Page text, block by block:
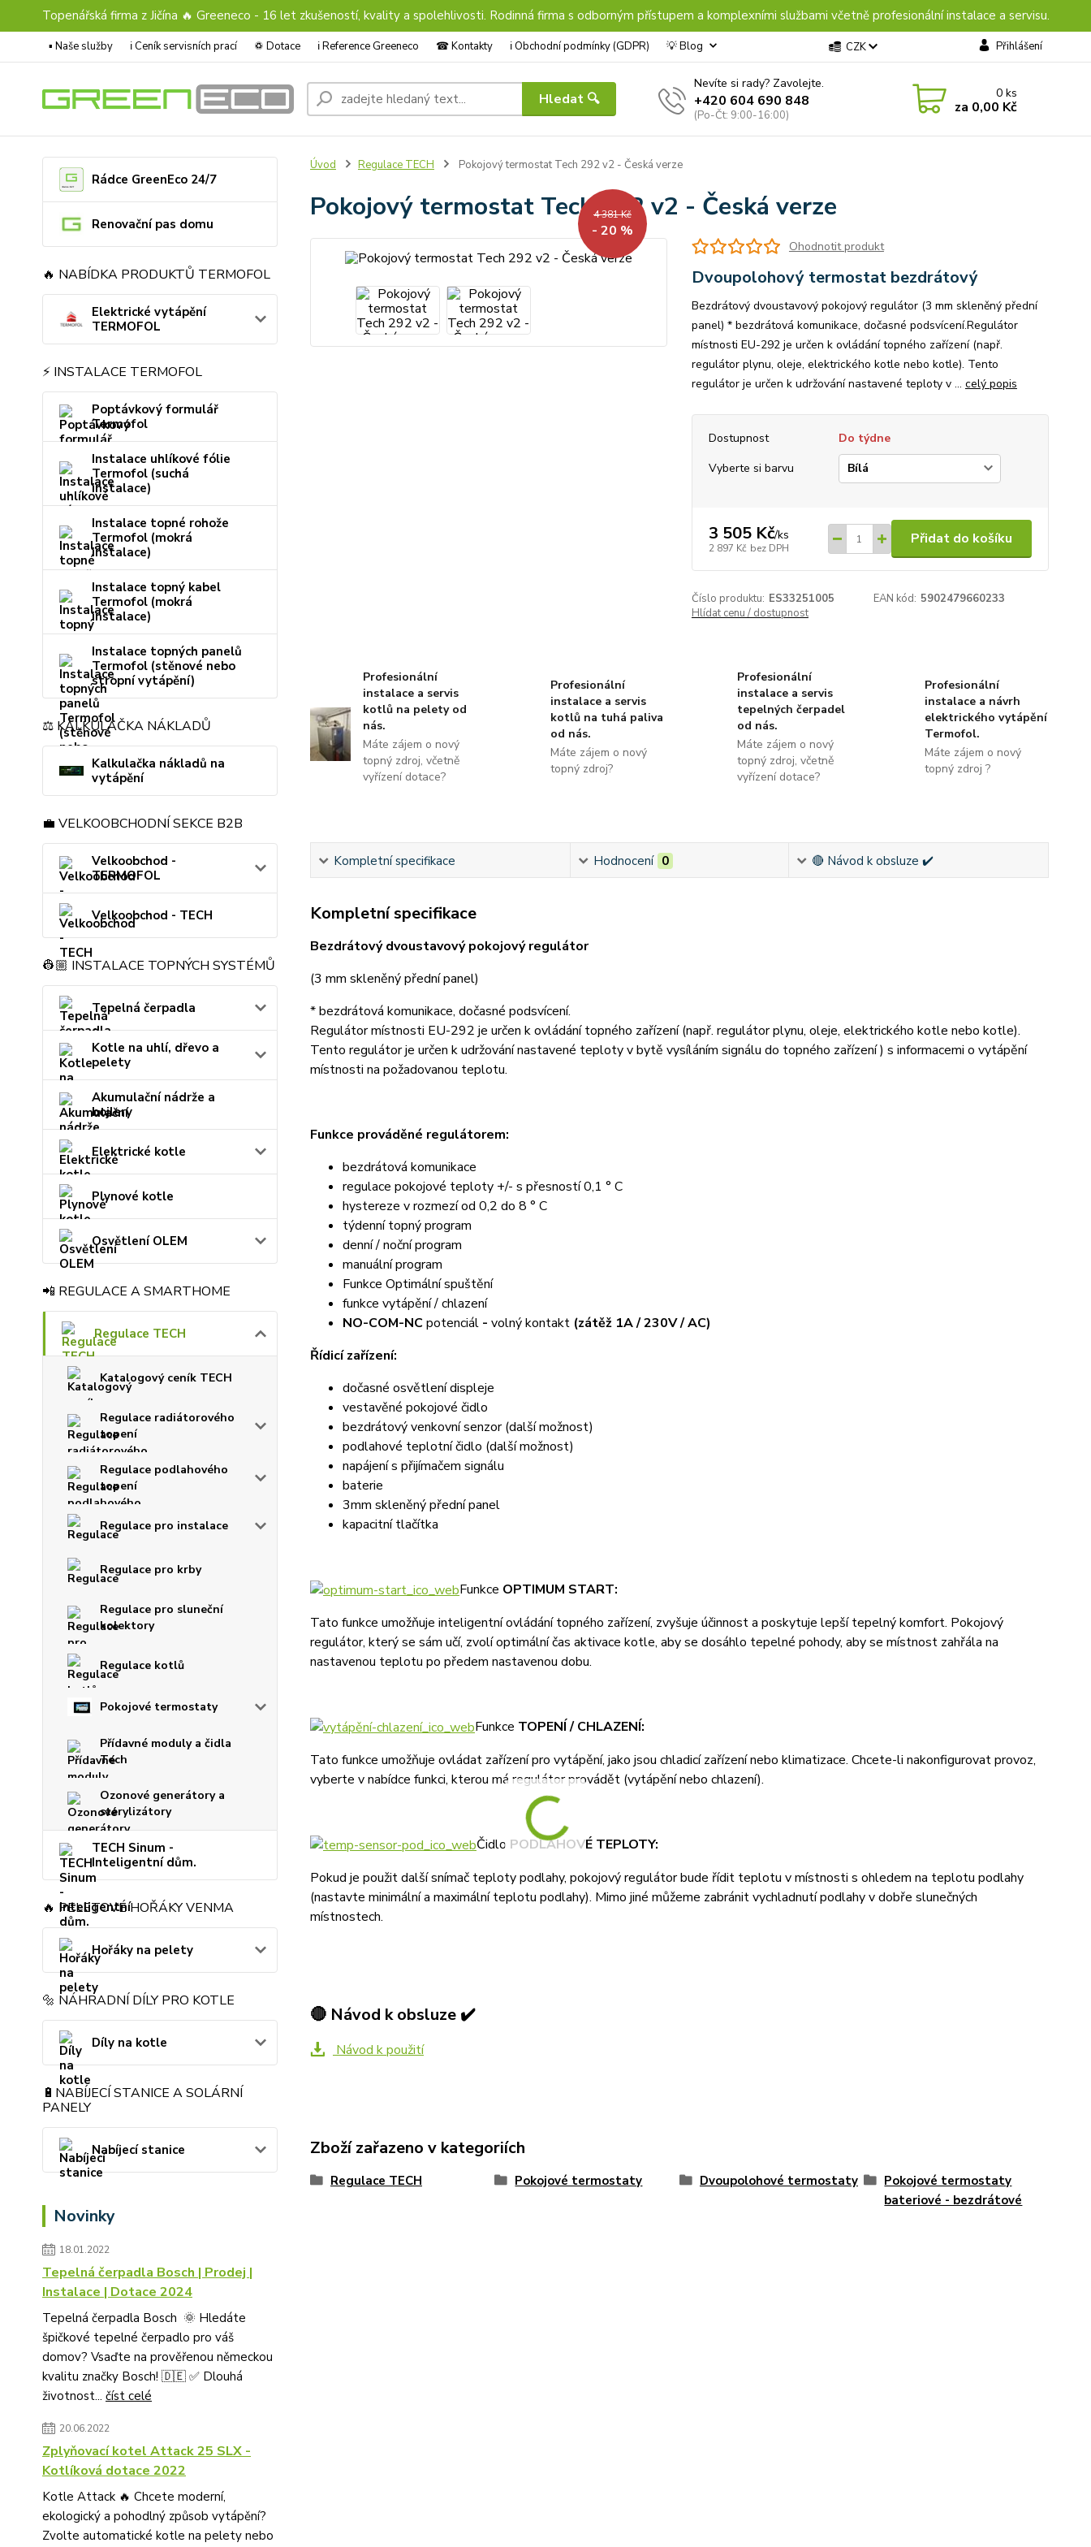
Topenářská firma z Jičína 🔥 Greeneco - 16 let zkušeností, kvality a spolehlivosti. Rodinná firma s odborným přístupem a komplexními službami včetně profesionální instalace a servisu.
▪️ Naše služby ℹ︎ Ceník servisních prací ♽ Dotace ℹ︎ Reference Greeneco ☎︎ Kontakty ℹ︎ Obchodní podmínky (GDPR) 💡 Blog CZK Přihlášení
Hledat 🔍
Nevíte si rady? Zavolejte.
+420 604 690 848
(Po-Čt: 9:00-16:00)
0ks
za 0,00 Kč
Rádce GreenEco 24/7
Renovační pas domu
🔥 NABÍDKA PRODUKTŮ TERMOFOL
Elektrické vytápění
TERMOFOL
⚡ INSTALACE TERMOFOL
Poptávkový formulář
Termofol
Instalace uhlíkové fólie
Termofol (suchá
instalace)
Instalace topné rohože
Termofol (mokrá
instalace)
Instalace topný kabel
Termofol (mokrá
instalace)
Instalace topných panelů
Termofol (stěnové nebo
stropní vytápění)
⚖️ KALKULAČKA NÁKLADŮ
Kalkulačka nákladů na
vytápění
💼 VELKOOBCHODNÍ SEKCE B2B
Velkoobchod -
TERMOFOL
Velkoobchod - TECH
👷🏼 INSTALACE TOPNÝCH SYSTÉMŮ
Tepelná čerpadla
Kotle na uhlí, dřevo a
pelety
Akumulační nádrže a
bojlery
Elektrické kotle
Plynové kotle
Osvětlení OLEM
📲 REGULACE A SMARTHOME
Regulace TECH
Katalogový ceník TECH
Regulace radiátorového
topení
Regulace podlahového
topení
Regulace pro instalace
Regulace pro krby
Regulace pro sluneční
kolektory
Regulace kotlů
Pokojové termostaty
Přídavné moduly a čidla
Tech
Ozonové generátory a
sterylizátory
TECH Sinum -
Inteligentní dům.
🔥 PELETOVÉ HOŘÁKY VENMA
Hořáky na pelety
🔩 NÁHRADNÍ DÍLY PRO KOTLE
Díly na kotle
🔋NABÍJECÍ STANICE A SOLÁRNÍ
PANELY
Nabíjecí stanice
Novinky
18.01.2022
Tepelná čerpadla Bosch | Prodej |
Instalace | Dotace 2024
Tepelná čerpadla Bosch 🌞 Hledáte
špičkové tepelné čerpadlo pro váš
domov? Vsaďte na prověřenou německou
kvalitu značky Bosch! 🇩🇪 ✅ Dlouhá
životnost... číst celé
20.06.2022
Zplyňovací kotel Attack 25 SLX -
Kotlíková dotace 2022
Kotle Attack 🔥 Chcete moderní,
ekologický a pohodlný způsob vytápění?
Zvolte automatické kotle na pelety nebo
Úvod Regulace TECH Pokojový termostat Tech 292 v2 - Česká verze
Pokojový termostat Tech 292 v2 - Česká verze
4 381 Kč
- 20 %
Ohodnotit produkt
Dvoupolohový termostat bezdrátový
Bezdrátový dvoustavový pokojový regulátor (3 mm skleněný přední
panel) * bezdrátová komunikace, dočasné podsvícení.Regulátor
místnosti EU-292 je určen k ovládání topného zařízení (např.
regulátor plynu, oleje, elektrického kotle nebo kotle). Tento
regulátor je určen k udržování nastavené teploty v ... celý popis
Dostupnost
Do týdne
Vyberte si barvu
3 505 Kč/ks
2 897 Kč bez DPH
Přidat do košíku
Číslo produktu: ES33251005 EAN kód: 5902479660233
Hlídat cenu / dostupnost
Profesionální
instalace a servis
kotlů na pelety od
nás.
Máte zájem o nový
topný zdroj, včetně
vyřízení dotace?
Profesionální
instalace a servis
kotlů na tuhá paliva
od nás.
Máte zájem o nový
topný zdroj?
Profesionální
instalace a servis
tepelných čerpadel
od nás.
Máte zájem o nový
topný zdroj, včetně
vyřízení dotace?
Profesionální
instalace a návrh
elektrického vytápění
Termofol.
Máte zájem o nový
topný zdroj ?
Kompletní specifikace Hodnocení 0 🔴 Návod k obsluze ✔️
Kompletní specifikace
Bezdrátový dvoustavový pokojový regulátor
(3 mm skleněný přední panel)
* bezdrátová komunikace, dočasné podsvícení.
Regulátor místnosti EU-292 je určen k ovládání topného zařízení (např. regulátor plynu, oleje, elektrického kotle nebo kotle).
Tento regulátor je určen k udržování nastavené teploty v bytě vysíláním signálu do topného zařízení ) s informacemi o vytápění
místnosti na požadovanou teplotu.
Funkce prováděné regulátorem:
bezdrátová komunikace
regulace pokojové teploty +/- s přesností 0,1 ° C
hystereze v rozmezí od 0,2 do 8 ° C
týdenní topný program
denní / noční program
manuální program
Funkce Optimální spuštění
funkce vytápění / chlazení
NO-COM-NCpotenciál - volný kontakt (zátěž 1A / 230V / AC)
Řídicí zařízení:
dočasné osvětlení displeje
vestavěné pokojové čidlo
bezdrátový venkovní senzor (další možnost)
podlahové teplotní čidlo (další možnost)
napájení s přijímačem signálu
baterie
3mm skleněný přední panel
kapacitní tlačítka
Funkce OPTIMUM START:
Tato funkce umožňuje inteligentní ovládání topného zařízení, zvyšuje účinnost a poskytuje lepší tepelný komfort. Pokojový
regulátor, který se sám učí, zvolí optimální čas aktivace kotle, aby se dosáhlo tepelné pohody, aby se místnost zahřála na
nastavenou teplotu po předem nastavenou dobu.
Funkce TOPENÍ / CHLAZENÍ:
Tato funkce umožňuje ovládat zařízení pro vytápění, jako jsou chladicí zařízení nebo klimatizace. Chcete-li nakonfigurovat provoz,
vyberte v nabídce funkci, kterou má regulátor provádět (vytápění nebo chlazení).
Čidlo PODLAHOVÉ TEPLOTY:
Pokud je použit další snímač teploty podlahy, pokojový regulátor bude řídit teplotu v místnosti s ohledem na teplotu podlahy
(nastavte minimální a maximální teplotu podlahy). Mimo jiné můžeme zabránit vychladnutí podlahy v dobře slunečných
místnostech.
🔴 Návod k obsluze ✔️
Návod k použití
Zboží zařazeno v kategoriích
Regulace TECH Pokojové termostaty Dvoupolohové termostaty
Pokojové termostaty
bateriové - bezdrátové